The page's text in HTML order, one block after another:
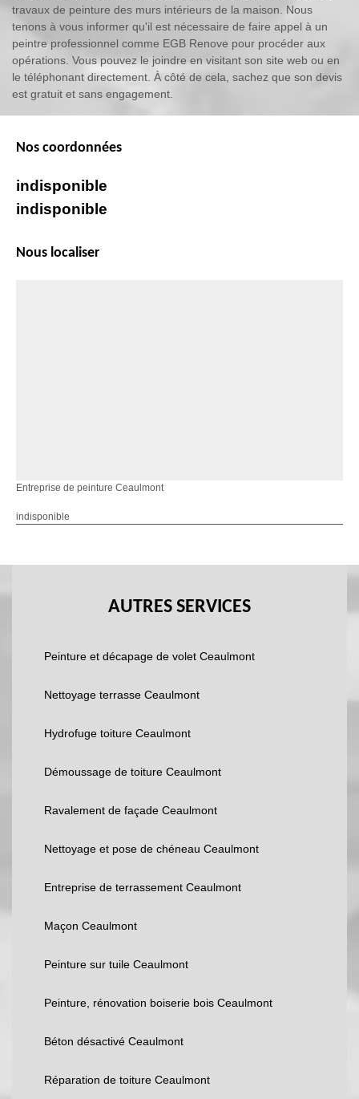
travaux de peinture des murs intérieurs de la maison. Nous
tenons à vous informer qu'il est nécessaire de faire appel à un
peintre professionnel comme EGB Renove pour procéder aux
opérations. Vous pouvez le joindre en visitant son site web ou en
le téléphonant directement. À côté de cela, sachez que son devis
est gratuit et sans engagement.
Nos coordonnées
indisponible
indisponible
Nous localiser
Entreprise de peinture Ceaulmont
indisponible
AUTRES SERVICES
Peinture et décapage de volet Ceaulmont
Nettoyage terrasse Ceaulmont
Hydrofuge toiture Ceaulmont
Démoussage de toiture Ceaulmont
Ravalement de façade Ceaulmont
Nettoyage et pose de chéneau Ceaulmont
Entreprise de terrassement Ceaulmont
Maçon Ceaulmont
Peinture sur tuile Ceaulmont
Peinture, rénovation boiserie bois Ceaulmont
Béton désactivé Ceaulmont
Réparation de toiture Ceaulmont